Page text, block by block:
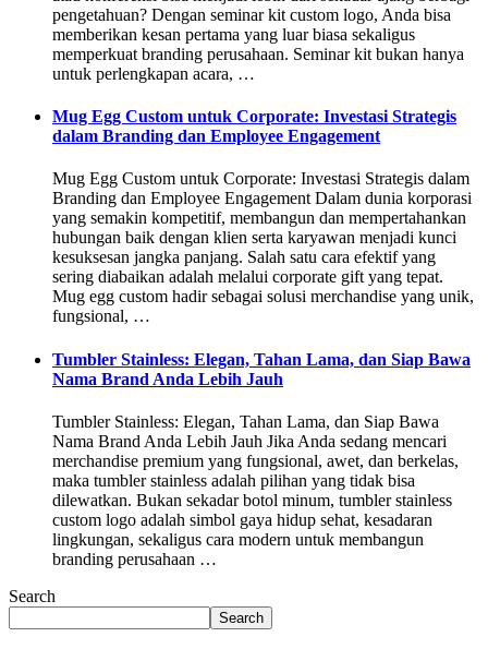
pengetahuan? Dengan seminar kit custom logo, Anda bisa
memberikan kesan pertama yang luar biasa sekaligus
memperkuat branding perusahaan. Seminar kit bukan hanya
untuk perlengkapan acara, …
Mug Egg Custom untuk Corporate: Investasi Strategis
dalam Branding dan Employee Engagement
Mug Egg Custom untuk Corporate: Investasi Strategis dalam
Branding dan Employee Engagement Dalam dunia korporasi
yang semakin kompetitif, membangun dan mempertahankan
hubungan baik dengan klien serta karyawan menjadi kunci
kesuksesan jangka panjang. Salah satu cara efektif yang
sering diabaikan adalah melalui corporate gift yang tepat.
Mug egg custom hadir sebagai solusi merchandise yang unik,
fungsional, …
Tumbler Stainless: Elegan, Tahan Lama, dan Siap Bawa
Nama Brand Anda Lebih Jauh
Tumbler Stainless: Elegan, Tahan Lama, dan Siap Bawa
Nama Brand Anda Lebih Jauh Jika Anda sedang mencari
merchandise premium yang fungsional, awet, dan berkelas,
maka tumbler stainless adalah pilihan yang tidak bisa
dilewatkan. Bukan sekadar botol minum, tumbler stainless
custom logo adalah simbol gaya hidup sehat, kesadaran
lingkungan, sekaligus cara modern untuk membangun
branding perusahaan …
Search
Search